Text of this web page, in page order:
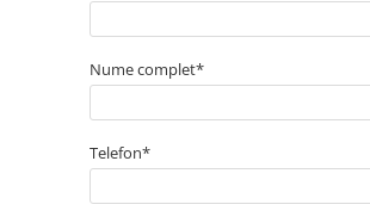
Nume complet*
Telefon*